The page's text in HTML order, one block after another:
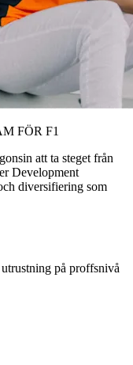
FÖR F1
att ta steget från
Development
diversifiering som
på proffsnivå